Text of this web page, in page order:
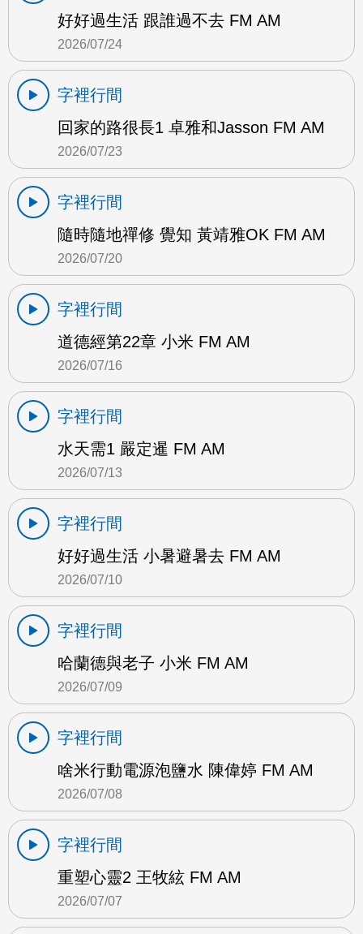
好好過生活 跟誰過不去 FM AM
2026/07/24
字裡行間
回家的路很長1 卓雅和Jasson FM AM
2026/07/23
字裡行間
隨時隨地禪修 覺知 黃靖雅OK FM AM
2026/07/20
字裡行間
道德經第22章 小米 FM AM
2026/07/16
字裡行間
水天需1 嚴定暹 FM AM
2026/07/13
字裡行間
好好過生活 小暑避暑去 FM AM
2026/07/10
字裡行間
哈蘭德與老子 小米 FM AM
2026/07/09
字裡行間
啥米行動電源泡鹽水 陳偉婷 FM AM
2026/07/08
字裡行間
重塑心靈2 王牧絃 FM AM
2026/07/07